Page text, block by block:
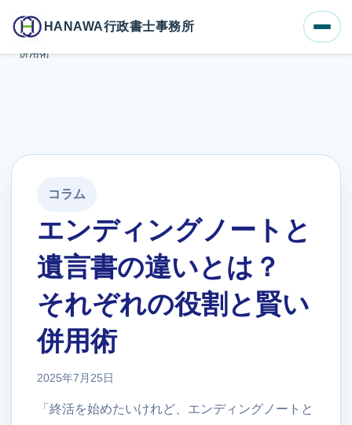
HANAWA行政書士事務所
ホーム
ブログ一覧
エンディングノートと遺言書の違いとは？それぞれの役割と賢い
併用術
コラム
エンディングノートと
遺言書の違いとは？
それぞれの役割と賢い
併用術
2025年7月25日
「終活を始めたいけれど、エンディングノートと